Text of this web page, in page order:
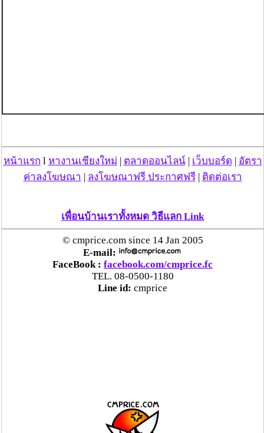
หน้าแรก l หางานเชียงใหม่ | ตลาดออนไลน์| เว็บบอร์ด | อัตรา
ค่าลงโฆษณา | ลงโฆษณาฟรี ประกาศฟรี| ติดต่อเรา
เพื่อนบ้านเราทั้งหมด วิธีแลก Link
© cmprice.com since 14 Jan 2005
E-mail:
FaceBook : facebook.com/cmprice.fc
TEL. 08-0500-1180
Line id: cmprice